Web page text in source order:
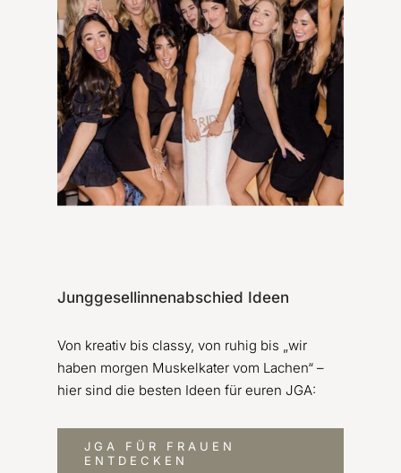
Junggesellinnenabschied Ideen
Von kreativ bis classy, von ruhig bis „wir
haben morgen Muskelkater vom Lachen“ –
hier sind die besten Ideen für euren JGA:
JGA FÜR FRAUEN
ENTDECKEN